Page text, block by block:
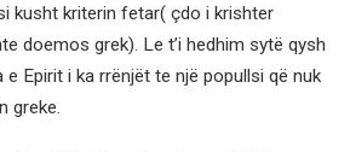
kusht kriterin fetar( çdo i krishter
doemos grek). Le t’i hedhim sytë qysh
Epirit i ka rrënjët te një popullsi që nuk
greke.